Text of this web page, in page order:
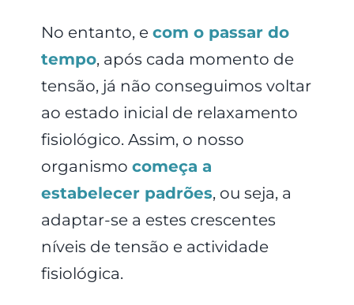
No entanto, ecom o passar do
tempo, após cada momento de
tensão, já não conseguimos voltar
ao estado inicial de relaxamento
fisiológico. Assim, o nosso
organismocomeça a
estabelecer padrões, ou seja, a
adaptar-se a estes crescentes
níveis de tensão e actividade
fisiológica.